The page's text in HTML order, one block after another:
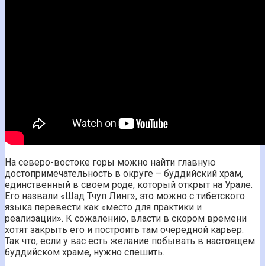
На северо-востоке горы можно найти главную
достопримечательность в округе – буддийский храм,
единственный в своем роде, который открыт на Урале.
Его назвали «Шад Тчуп Линг», это можно с тибетского
языка перевести как «место для практики и
реализации». К сожалению, власти в скором времени
хотят закрыть его и построить там очередной карьер.
Так что, если у вас есть желание побывать в настоящем
буддийском храме, нужно спешить.